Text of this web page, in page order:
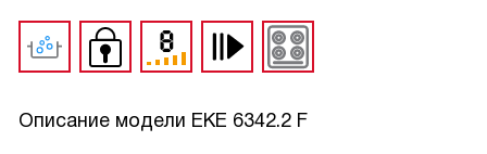
Описание модели EKE 6342.2 F